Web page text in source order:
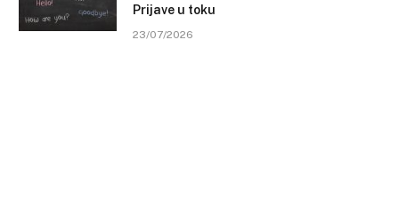
Prijave u toku
23/07/2026